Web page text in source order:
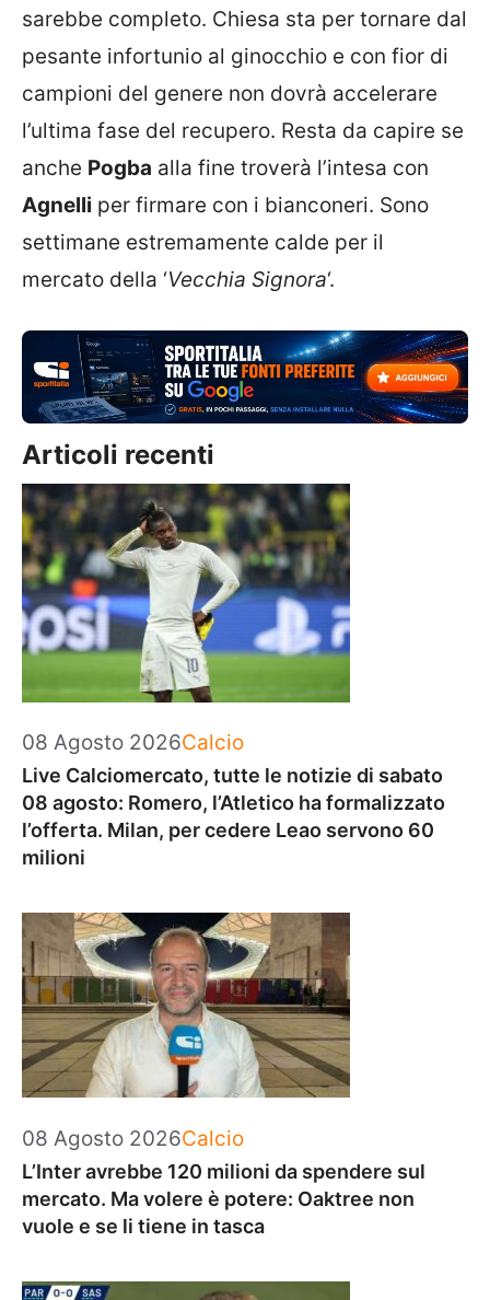
sarebbe completo. Chiesa sta per tornare dal
pesante infortunio al ginocchio e con fior di
campioni del genere non dovrà accelerare
l’ultima fase del recupero. Resta da capire se
anche Pogba alla fine troverà l’intesa con
Agnelli per firmare con i bianconeri. Sono
settimane estremamente calde per il
mercato della ‘Vecchia Signora‘.
Articoli recenti
08 Agosto 2026Categorie
Calcio
Live Calciomercato, tutte le notizie di sabato
08 agosto: Romero, l’Atletico ha formalizzato
l’offerta. Milan, per cedere Leao servono 60
milioni
08 Agosto 2026Categorie
Calcio
L’Inter avrebbe 120 milioni da spendere sul
mercato. Ma volere è potere: Oaktree non
vuole e se li tiene in tasca